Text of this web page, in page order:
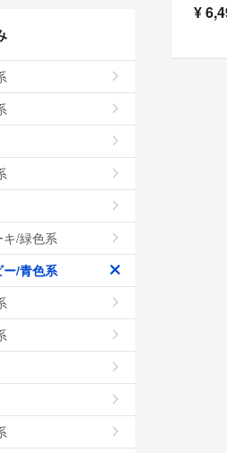
¥
/緑色系
/青色系